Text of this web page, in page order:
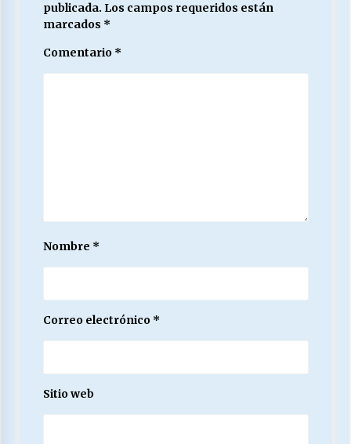
publicada. Los campos requeridos están
marcados *
Comentario *
Nombre *
Correo electrónico *
Sitio web